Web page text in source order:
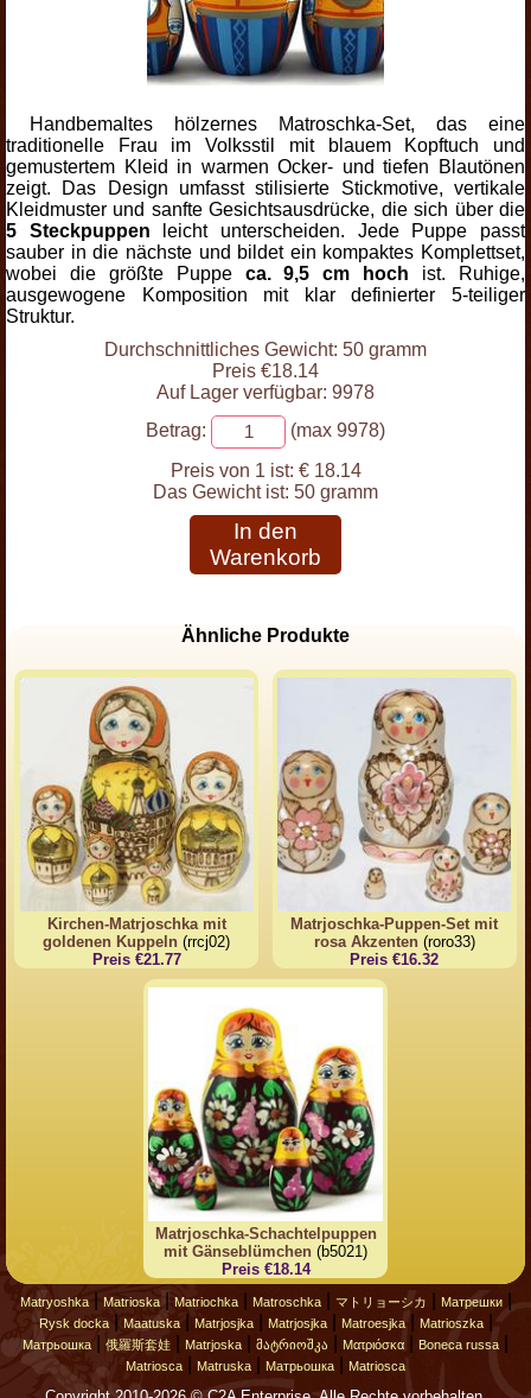
Handbemaltes hölzernes Matroschka-Set, das eine
traditionelle Frau im Volksstil mit blauem Kopftuch und
gemustertem Kleid in warmen Ocker- und tiefen Blautönen
zeigt. Das Design umfasst stilisierte Stickmotive, vertikale
Kleidmuster und sanfte Gesichtsausdrücke, die sich über die
5 Steckpuppen leicht unterscheiden. Jede Puppe passt
sauber in die nächste und bildet ein kompaktes Komplettset,
wobei die größte Puppe ca. 9,5 cm hoch ist. Ruhige,
ausgewogene Komposition mit klar definierter 5-teiliger
Struktur.
Durchschnittliches Gewicht: 50 gramm
Preis €18.14
Auf Lager verfügbar: 9978
Betrag:
(max 9978)
Preis von 1 ist: € 18.14
Das Gewicht ist: 50 gramm
In den
Warenkorb
Ähnliche Produkte
Kirchen-Matrjoschka mit
goldenen Kuppeln (rrcj02)
Preis €21.77
Matrjoschka-Puppen-Set mit
rosa Akzenten(roro33)
Preis €16.32
Matrjoschka-Schachtelpuppen
mit Gänseblümchen (b5021)
Preis €18.14
Matryoshka| Matrioska| Matriochka| Matroschka| マトリョーシカ Матрешки|
Rysk docka| Maatuska| Matrjosjka| Matrjosjka| Matroesjka| Matrioszka|
Матрьошка 俄羅斯套娃 Matrjoska მატრიოშკა Ματριόσκα Boneca russa
Matriosca Matruska Матрьошка Matriosca